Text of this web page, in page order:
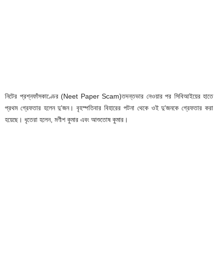
নিটের প্রশ্নফাঁসকাণ্ডের (Neet Paper Scam)তদন্তভার নেওয়ার পর সিবিআইয়ের হাতে
প্রথম গ্রেফতার হলেন দু’জন। বৃহস্পতিবার বিহারের পটনা থেকে ওই দু’জনকে গ্রেফতার করা
হয়েছে। ধৃতেরা হলেন, মণীশ কুমার এবং আশুতোষ কুমার।